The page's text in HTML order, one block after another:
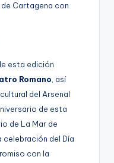
Cartagena con
esta edición
Romano, así
del Arsenal
de esta
de La Mar de
celebración del Día
con la